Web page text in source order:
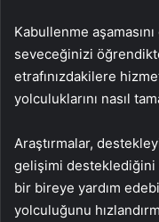
Kabullenme
seveceğinizi
etrafınızdakilere
yolculuklarını nasıl
Araştırmalar,
gelişimi desteklediğini
bir bireye yardım
yolculuğunu